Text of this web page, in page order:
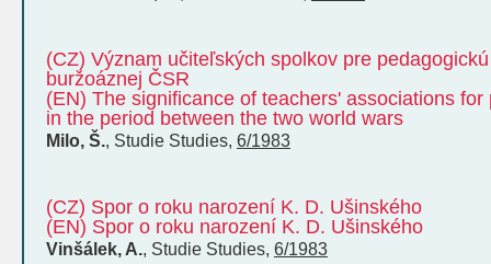
(CZ) Význam učiteľských spolkov pre
buržoáznej ČSR
(EN) The significance of teachers' associations
in the period between the two world wars
Milo, Š., Studie Studies, 6/1983
(CZ) Spor o roku narození K. D. Ušinského
(EN) Spor o roku narození K. D. Ušinského
Vinšálek, A., Studie Studies, 6/1983